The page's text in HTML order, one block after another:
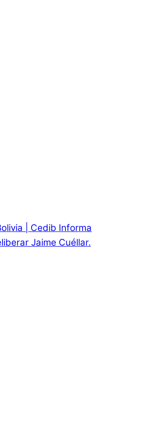
| Cedib Informa
Jaime Cuéllar.